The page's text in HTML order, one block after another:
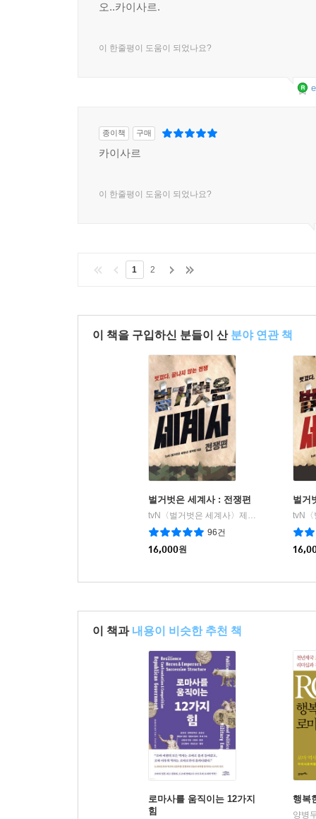
오..카이사르.
이 한줄평이 도움이 되었나요?
종이책 구매
카이사르
이 한줄평이 도움이 되었나요?
1 2
이 책을 구입하신 분들이 산 분야 연관 책
벌거벗은 세계사 : 전쟁편
tvN〈벌거벗은 세계사〉제작팀 저
교보문고
96건
16,000원
벌거
이 책과 내용이 비슷한 추천 책
로마사를 움직이는 12가지
힘
행복
양병